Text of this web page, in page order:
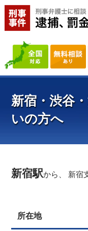
新宿・渋谷
いの方へ
新宿駅から、 新宿
所在地